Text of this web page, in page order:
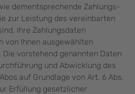
dementsprechende Zahlungs-
zur Leistung des vereinbarten
Ihre Zahlungsdaten
von Ihnen ausgewählten
vorstehend genannten Daten
und Abwicklung des
auf Grundlage von Art. 6 Abs.
Erfüllung gesetzlicher